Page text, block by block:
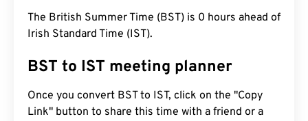
The British Summer Time (BST) is 0 hours ahead of
Irish Standard Time (IST).
BST to IST meeting planner
Once you convert BST to IST, click on the "Copy
Link" button to share this time with a friend or a